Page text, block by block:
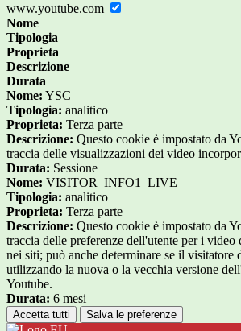
www.youtube.com
Nome
Tipologia
Proprieta
Descrizione
Durata
Nome: YSC
Tipologia: analitico
Proprieta: Terza parte
Descrizione: Questo cookie è impostato da
traccia delle visualizzazioni dei video
Durata: Sessione
Nome: VISITOR_INFO1_LIVE
Tipologia: analitico
Proprieta: Terza parte
Descrizione: Questo cookie è impostato da
traccia delle preferenze dell'utente per i video
nei siti; può anche determinare se il visitatore
utilizzando la nuova o la vecchia versione
Youtube.
Durata: 6 mesi
Accetta tutti Salva le preferenze